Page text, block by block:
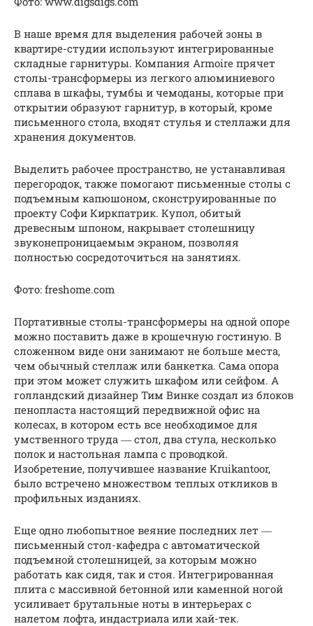
В наше время для выделения рабочей зоны в
квартире-студии используют интегрированные
складные гарнитуры. Компания Armoire прячет
столы-трансформеры из легкого алюминиевого
сплава в шкафы, тумбы и чемоданы, которые при
открытии образуют гарнитур, в который, кроме
письменного стола, входят стулья и стеллажи для
хранения документов.
Выделить рабочее пространство, не устанавливая
перегородок, также помогают письменные столы с
подъемным капюшоном, сконструированные по
проекту Софи Киркпатрик. Купол, обитый
древесным шпоном, накрывает столешницу
звуконепроницаемым экраном, позволяя
полностью сосредоточиться на занятиях.
Фото: freshome.com
Портативные столы-трансформеры на одной опоре
можно поставить даже в крошечную гостиную. В
сложенном виде они занимают не больше места,
чем обычный стеллаж или банкетка. Сама опора
при этом может служить шкафом или сейфом. А
голландский дизайнер Тим Винке cоздал из блоков
пенопласта настоящий передвижной офис на
колесах, в котором есть все необходимое для
умственного труда ― стол, два стула, несколько
полок и настольная лампа с проводкой.
Изобретение, получившее название Kruikantoor,
было встречено множеством теплых откликов в
профильных изданиях.
Еще одно любопытное веяние последних лет ―
письменный стол-кафедра с автоматической
подъемной столешницей, за которым можно
работать как сидя, так и стоя. Интегрированная
плита с массивной бетонной или каменной ногой
усиливает брутальные ноты в интерьерах с
налетом лофта, индастриала или хай-тек.